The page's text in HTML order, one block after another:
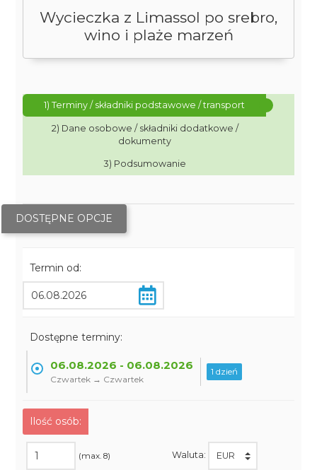
Wycieczka z Limassol po srebro,
wino i plaże marzeń
1) Terminy / składniki podstawowe / transport
2) Dane osobowe / składniki dodatkowe /
dokumenty
3) Podsumowanie
DOSTĘPNE OPCJE
Termin od:
Dostępne terminy:
06.08.2026 - 06.08.2026
Czwartek → Czwartek
1 dzień
Ilość osób:
(max. 8) Waluta: